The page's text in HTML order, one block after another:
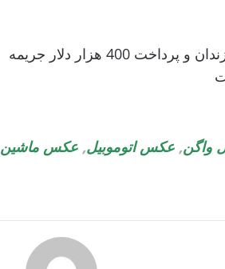
اولیور اشمیت، مدیر اسبق محیط زیست و مهندسی کمپانی فولکس واگن به 7 سال زندان و پرداخت 400 هزار دلار جریمه
واگن, عکس اتوموبیل, عکس ماشین